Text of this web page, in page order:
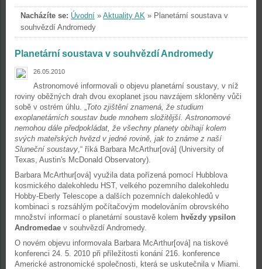
Nacházíte se: Úvodní » Aktuality AK » Planetární soustava v
souhvězdí Andromedy
Planetární soustava v souhvězdí Andromedy
26.05.2010
Astronomové informovali o objevu planetární soustavy, v níž
roviny oběžných drah dvou exoplanet jsou navzájem skloněny vůči
sobě v ostrém úhlu. „Toto zjištění znamená, že studium
exoplanetárních soustav bude mnohem složitější. Astronomové
nemohou dále předpokládat, že všechny planety obíhají kolem
svých mateřských hvězd v jedné rovině, jak to známe z naší
Sluneční soustavy,“ říká Barbara McArthur[ová] (University of
Texas, Austin's McDonald Observatory).
Barbara McArthur[ová] využila data pořízená pomocí Hubblova
kosmického dalekohledu HST, velkého pozemního dalekohledu
Hobby-Eberly Telescope a dalších pozemních dalekohledů v
kombinaci s rozsáhlým počítačovým modelováním obrovského
množství informací o planetární soustavě kolem hvězdy ypsilon
Andromedae v souhvězdí Andromedy.
O novém objevu informovala Barbara McArthur[ová] na tiskové
konferenci 24. 5. 2010 při příležitosti konání 216. konference
Americké astronomické společnosti, která se uskutečnila v Miami.